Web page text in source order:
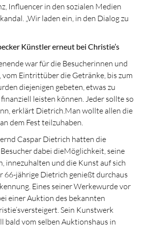
Influencer in den sozialen Medien
„Wir laden ein, in den Dialog zu
Künstler erneut bei Christie’s
war für die Besucherinnen und
vom Eintrittüber die Getränke, bis zum
diejenigen gebeten, etwas zu
finanziell leisten können. Jeder sollte so
erklärt Dietrich.Man wollte allen die
dem Fest teilzuhaben.
Caspar Dietrich hatten die
dabei dieMöglichkeit, seine
innezuhalten und die Kunst auf sich
66-jährige Dietrich genießt durchaus
Eines seiner Werkewurde vor
einer Auktion des bekannten
Sein Kunstwerk
bald vom selben Auktionshaus in